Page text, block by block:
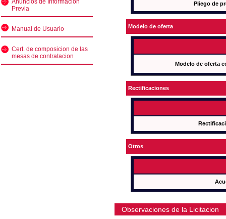
Previa
Manual de Usuario
Cert. de composicion de las
mesas de contratacion
Pliego de
Modelo de oferta
Modelo de oferta
Rectificaciones
Otros
Observaciones de la Licitacion